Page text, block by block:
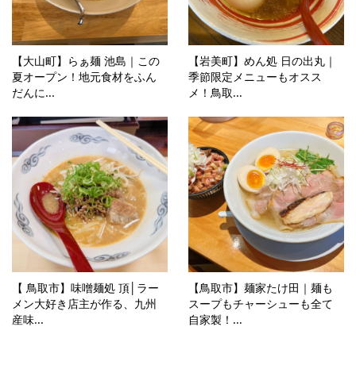
【大山町】らぁ麺 池島｜この
夏オープン！地元食材をふん
だんに...
【岩美町】めん処 日の出丸｜
季節限定メニューもオスス
メ！鳥取...
【 鳥取市】味噌麺処 頂│ラー
メン大好き店主が作る、九州
産味...
【鳥取市】麺家たけ田｜麺も
スープもチャーシューも全て
自家製！...